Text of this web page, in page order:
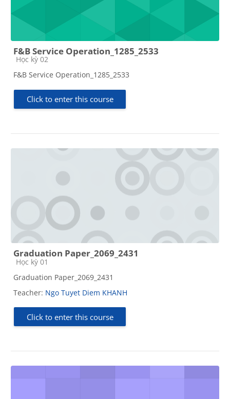
F&B Service Operation_1285_2533
Course category
Học kỳ 02
F&B Service Operation_1285_2533
Click to enter this course
Graduation Paper_2069_2431
Course category
Học kỳ 01
Graduation Paper_2069_2431
Teacher: Ngo Tuyet Diem KHANH
Click to enter this course